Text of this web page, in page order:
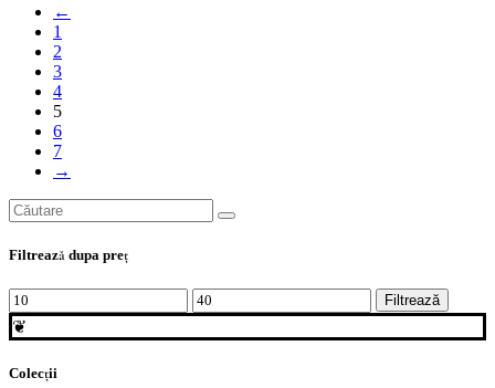
←
1
2
3
4
5
6
7
→
Search
for:
Filtrează dupa preţ
Preț
minim
Preț
maxim
Filtrează
❦
Colecții